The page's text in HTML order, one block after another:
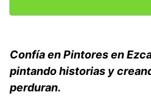
Confía en Pintores en
pintando historias y
perduran.